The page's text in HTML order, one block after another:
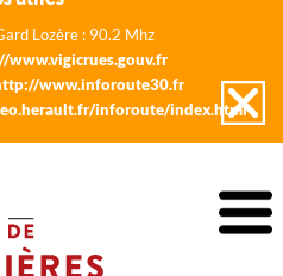
Lozère : 90.2 Mhz
www.vigicrues.gouv.fr
www.inforoute30.fr
inforoute/index.html